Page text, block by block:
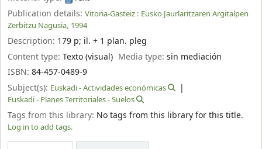
Publication details: Vitoria-Gasteiz : Eusko Jaurlaritzaren Argitalpen
Zerbitzu Nagusia, 1994
Description: 179 p; il. + 1 plan. pleg
Content type: Texto (visual) Media type:sin mediación
ISBN: 84-457-0489-9
Subject(s): Euskadi - Actividades económicas
Euskadi - Planes Territoriales - Suelos
Tags from this library: No tags from this library for this title.
Log in to add tags.